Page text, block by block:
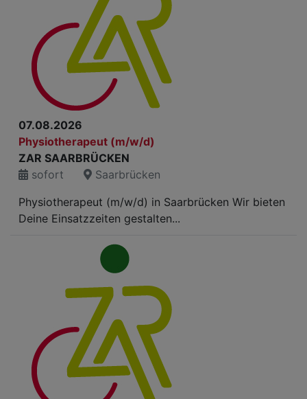
07.08.2026
Physiotherapeut (m/w/d)
ZAR SAARBRÜCKEN
sofort
Saarbrücken
Physiotherapeut (m/w/d) in Saarbrücken Wir bieten
Deine Einsatzzeiten gestalten...